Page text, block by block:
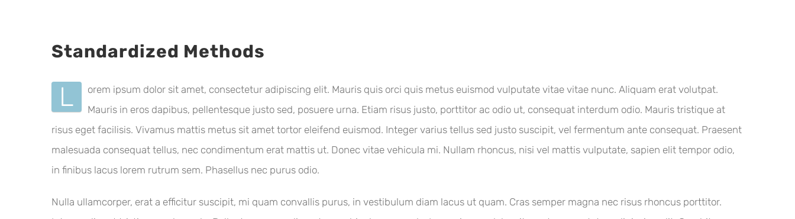
Standardized Methods
L
orem ipsum dolor sit amet, consectetur adipiscing elit. Mauris quis orci quis metus euismod vulputate vitae vitae nunc. Aliquam erat volutpat.
Mauris in eros dapibus, pellentesque justo sed, posuere urna. Etiam risus justo, porttitor ac odio ut, consequat interdum odio. Mauris tristique at
risus eget facilisis. Vivamus mattis metus sit amet tortor eleifend euismod. Integer varius tellus sed justo suscipit, vel fermentum ante consequat. Praesent
malesuada consequat tellus, nec condimentum erat mattis ut. Donec vitae vehicula mi. Nullam rhoncus, nisi vel mattis vulputate, sapien elit tempor odio,
in finibus lacus lorem rutrum sem. Phasellus nec purus odio.
Nulla ullamcorper, erat a efficitur suscipit, mi quam convallis purus, in vestibulum diam lacus ut quam. Cras semper magna nec risus rhoncus porttitor.